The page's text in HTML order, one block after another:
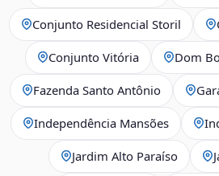
Conjunto Residencial Storil
Conjunto Vitória Dom
Fazenda Santo Antônio
Independência Mansões
Jardim Alto Paraíso